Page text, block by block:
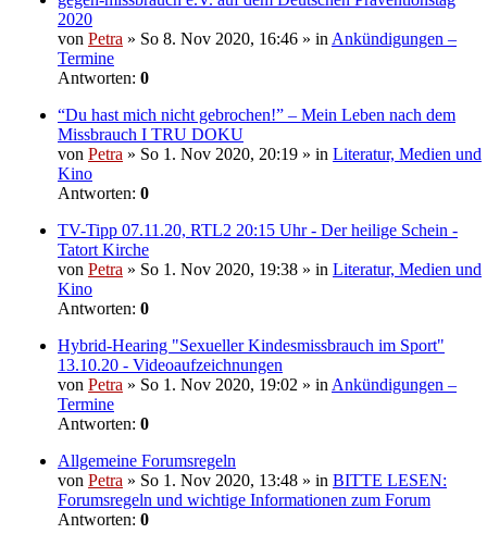
2020
von Petra » So 8. Nov 2020, 16:46 » in Ankündigungen –
Termine
Antworten: 0
“Du hast mich nicht gebrochen!” – Mein Leben nach dem
Missbrauch I TRU DOKU
von Petra » So 1. Nov 2020, 20:19 » in Literatur, Medien und
Kino
Antworten: 0
TV-Tipp 07.11.20, RTL2 20:15 Uhr - Der heilige Schein -
Tatort Kirche
von Petra » So 1. Nov 2020, 19:38 » in Literatur, Medien und
Kino
Antworten: 0
Hybrid-Hearing "Sexueller Kindesmissbrauch im Sport"
13.10.20 - Videoaufzeichnungen
von Petra » So 1. Nov 2020, 19:02 » in Ankündigungen –
Termine
Antworten: 0
Allgemeine Forumsregeln
von Petra » So 1. Nov 2020, 13:48 » in BITTE LESEN:
Forumsregeln und wichtige Informationen zum Forum
Antworten: 0